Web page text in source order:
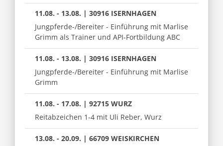
11.08. - 13.08. | 30916 ISERNHAGEN
Jungpferde-/Bereiter - Einführung mit Marlise
Grimm als Trainer und API-Fortbildung ABC
11.08. - 13.08. | 30916 ISERNHAGEN
Jungpferde-/Bereiter - Einführung mit Marlise
Grimm
11.08. - 17.08. | 92715 WURZ
Reitabzeichen 1-4 mit Uli Reber, Wurz
13.08. - 20.09. | 66709 WEISKIRCHEN